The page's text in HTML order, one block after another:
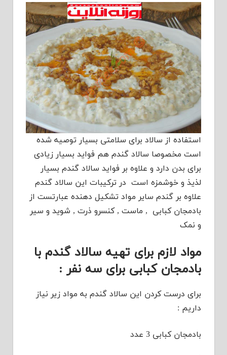
استفاده از سالاد برای سلامتی بسیار توصیه شده
است مخصوصا سالاد گندم هم فواید بسیار زیادی
برای بدن دارد و علاوه بر فواید سالاد گندم بسیار
لذیذ و خوشمزه است در ترکیبات این سالاد گندم
علاوه بر گندم سایر مواد تشکیل دهنده عبارتست از
بادمجان کبابی , ماست , کنسرو ذرت , شوید و سیر
و نمک
مواد لازم برای تهیه سالاد گندم با
بادمجان کبابی برای سه نفر :
برای درست کردن این سالاد گندم به مواد زیر نیاز
داریم :
بادمجان کبابی 3 عدد